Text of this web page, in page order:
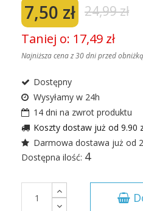
7,50 zł 24,99 zł
Taniej o: 17,49 zł
Najniższa cena z 30 dni przed
Dostępny
Wysyłamy w 24h
14 dni na zwrot produktu
Koszty dostaw już od 9.90
Darmowa dostawa już od
Dostępna ilość: 4